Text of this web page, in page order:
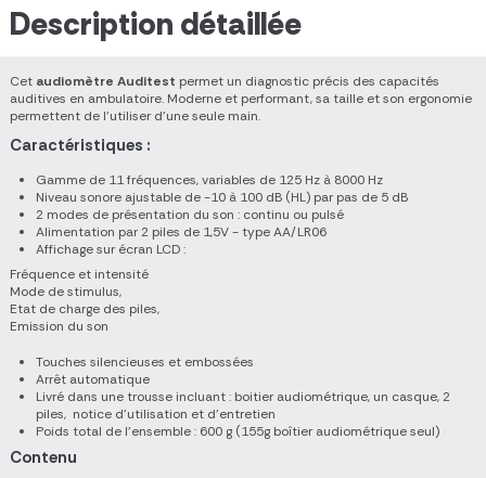
Description détaillée
Cet audiomètre Auditest permet un diagnostic précis des capacités
auditives en ambulatoire. Moderne et performant, sa taille et son ergonomie
permettent de l’utiliser d’une seule main.
Caractéristiques :
Gamme de 11 fréquences, variables de 125 Hz à 8000 Hz
Niveau sonore ajustable de -10 à 100 dB (HL) par pas de 5 dB
2 modes de présentation du son : continu ou pulsé
Alimentation par 2 piles de 1,5V - type AA/LR06
Affichage sur écran LCD :
Fréquence et intensité
Mode de stimulus,
Etat de charge des piles,
Emission du son
Touches silencieuses et embossées
Arrêt automatique
Livré dans une trousse incluant : boitier audiométrique, un casque, 2
piles, notice d’utilisation et d’entretien
Poids total de l'ensemble : 600 g (155g boîtier audiométrique seul)
Contenu